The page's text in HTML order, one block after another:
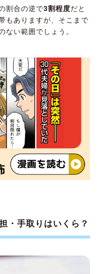
割合の逆で3割程度だと
もありますが、そこまで
ない範囲でしょう。
・手取りはいくら？